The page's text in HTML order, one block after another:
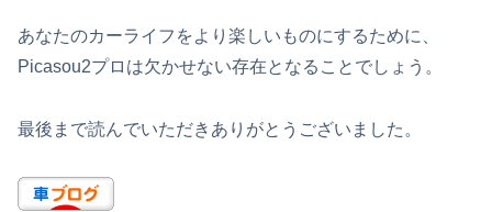
あなたのカーライフをより楽しいものにするために、
Picasou2プロは欠かせない存在となることでしょう。
最後まで読んでいただきありがとうございました。